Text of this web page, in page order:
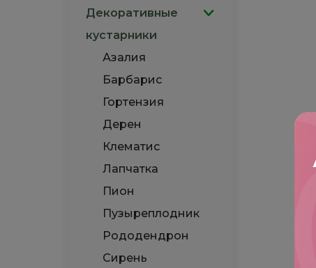
Декоративные
кустарники
Азалия
Барбарис
Гортензия
Дерен
Клематис
Лапчатка
Пион
Пузыреплодник
Рододендрон
Сирень